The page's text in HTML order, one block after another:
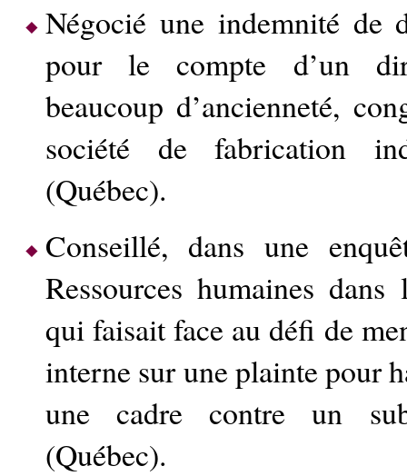
Négocié une indemnité de
pour le compte d’un
beaucoup d’ancienneté,
société de fabrication
(Québec).
Conseillé, dans une
Ressources humaines
qui faisait face au défi de
interne sur une plainte pour
une cadre contre un
(Québec).